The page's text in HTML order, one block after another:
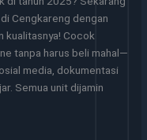
Cengkareng dengan
kualitasnya! Cocok
tanpa harus beli mahal—
media, dokumentasi
Semua unit dijamin